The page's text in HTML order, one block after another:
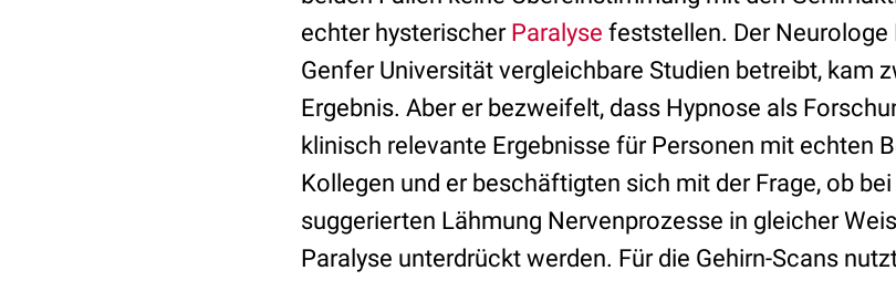
echter hysterischer Paralyse feststellen. Der Neurologe
Genfer Universität vergleichbare Studien betreibt, kam
Ergebnis. Aber er bezweifelt, dass Hypnose als
klinisch relevante Ergebnisse für Personen mit echten
Kollegen und er beschäftigten sich mit der Frage, ob
suggerierten Lähmung Nervenprozesse in gleicher
Paralyse unterdrückt werden. Für die Gehirn-Scans